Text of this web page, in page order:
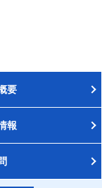
要
報